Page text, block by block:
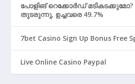
പോളിങ് റെക്കോര്‍ഡ്
തുടരുന്നു, ഉച്ചവരെ 49.7%
7bet Casino Sign Up Bonus Free
Live Online Casino Paypal